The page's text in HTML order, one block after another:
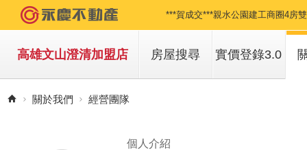
***賀成交***親水公園建工商圈4房
高雄文山澄清加盟店 房屋搜尋 實價登錄3.0
關於我們 經營團隊
個人介紹